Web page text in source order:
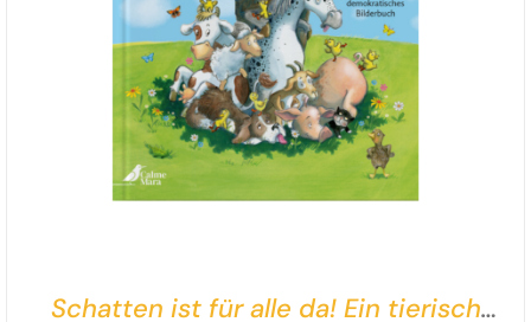
Schatten ist für alle da! Ein tierisch